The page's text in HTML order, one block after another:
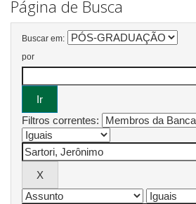
Página de Busca
Buscar em:
por
Filtros correntes: